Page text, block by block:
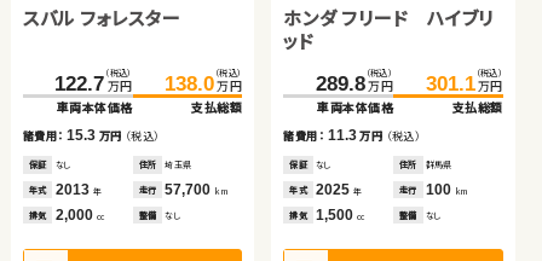
スバル フォレスター
122.7 （税込）
万円
車両本体価格
138.0 （税込）
万円
支払総額
諸費用：15.3 万円 （税込）
保証 なし 住所 埼玉県
年式 2013 年 走行 57,700 km
排気 2,000 cc 整備 なし
ホンダ フリード ハイブリ
ッド
289.8 （税込）
万円
車両本体価格
301.1 （税込）
万円
支払総額
諸費用： 11.3万円 （税込）
保証 なし 住所 群馬県
年式 2025年 走行 100 km
排気 1,500cc 整備 なし
トヨタ アクア
65.0 （税込）
万円
車両本体価格
73.7 （税込）
万円
支払総額
諸費用：8.7万円（税込）
保証 あり 住所 岐阜県
年式 2016 年 走行 66,600 km
排気 1,500 cc 整備 法定整備付
トヨタ ルーミー
159.7 （税込）
万円
車両本体価格
165.8 （税込）
万円
支払総額
諸費用： 6.1万円（税込）
保証 なし 住所 岡山県
年式 2021年 走行 54,400
排気 1,000cc 整備 法定整備付
119.7（税込）
万円
諸費用：6.0 万円（税込）
なし 岡山県
年式 2017年 走行
排気 1,800 整備 法定整備付
見積もり・在庫確認
99.7 （税込）
万円
109.7（税込）
万円
諸費用：10.0万円（税込）
なし
年式 2017年 走行
排気 660 整備 法定整備付
見積もり・在庫確認